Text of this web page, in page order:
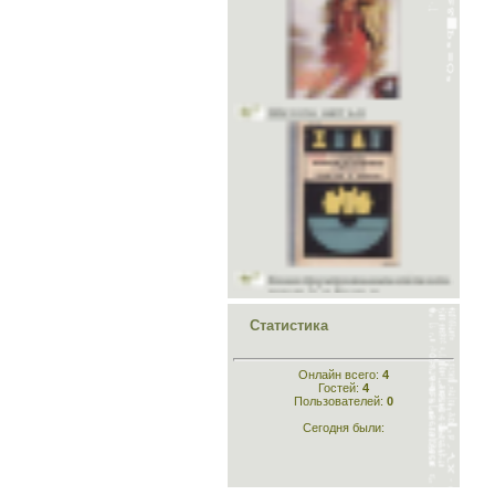
Школа шитья
Конструирование лёгкого
платья и белья
Конструирование
одежды
Статистика
Онлайн всего: 4
Гостей: 4
Пользователей: 0
Сегодня были: